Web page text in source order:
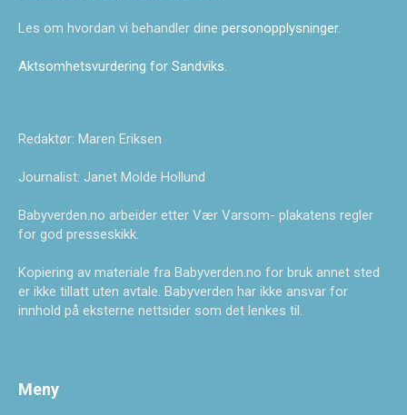
Les om hvordan vi behandler dine personopplysninger.
Aktsomhetsvurdering for Sandviks.
Redaktør: Maren Eriksen
Journalist: Janet Molde Hollund
Babyverden.no arbeider etter Vær Varsom- plakatens regler
for god presseskikk.
Kopiering av materiale fra Babyverden.no for bruk annet sted
er ikke tillatt uten avtale. Babyverden har ikke ansvar for
innhold på eksterne nettsider som det lenkes til.
Meny